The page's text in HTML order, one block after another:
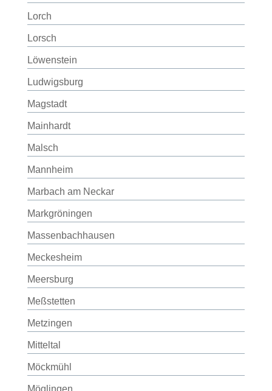
Lorch
Lorsch
Löwenstein
Ludwigsburg
Magstadt
Mainhardt
Malsch
Mannheim
Marbach am Neckar
Markgröningen
Massenbachhausen
Meckesheim
Meersburg
Meßstetten
Metzingen
Mitteltal
Möckmühl
Möglingen